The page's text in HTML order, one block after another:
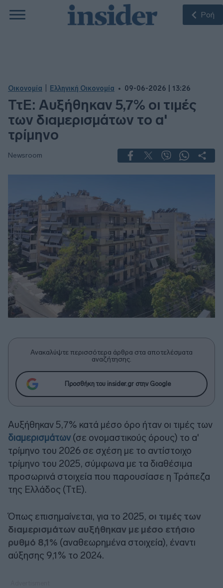
Ροή
Οικονομία Ελληνική Οικονομία 09-06-2026 | 13:26
ΤτΕ: Αυξήθηκαν 5,7% οι τιμές
των διαμερισμάτων το α'
τρίμηνο
Newsroom
Ανακαλύψτε περισσότερα άρθρα στα αποτελέσματα
αναζήτησης.
Προσθήκη του insider.gr στην Google
Αυξήθηκαν 5,7% κατά μέσο όρο ήταν οι τιμές των
διαμερισμάτων(σε ονομαστικούς όρους) το α'
τρίμηνο του 2026 σε σχέση με το αντίστοιχο
τρίμηνο του 2025, σύμφωνα με τα διαθέσιμα
προσωρινά στοιχεία που παρουσίασε η Τράπεζα
της Ελλάδος (ΤτΕ).
Όπως επισημαίνεται, για το 2025, οι τιμές των
διαμερισμάτων αυξήθηκαν με μέσο ετήσιο
ρυθμό 8,1% (αναθεωρημένα στοιχεία), έναντι
αύξησης 9,1% το 2024.